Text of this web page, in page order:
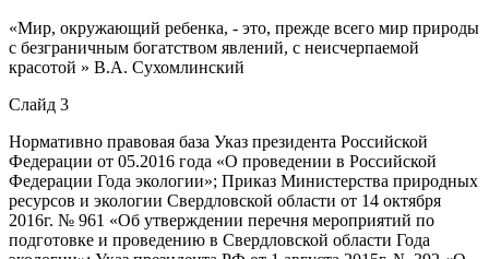
«Мир, окружающий ребенка, - это, прежде всего мир природы
с безграничным богатством явлений, с неисчерпаемой
красотой » В.А. Сухомлинский
Слайд 3
Нормативно правовая база Указ президента Российской
Федерации от 05.2016 года «О проведении в Российской
Федерации Года экологии»; Приказ Министерства природных
ресурсов и экологии Свердловской области от 14 октября
2016г. № 961 «Об утверждении перечня мероприятий по
подготовке и проведению в Свердловской области Года